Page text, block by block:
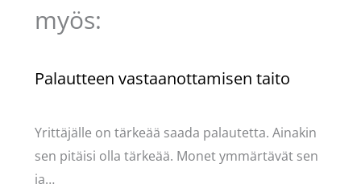
myös:
Palautteen vastaanottamisen taito
Yrittäjälle on tärkeää saada palautetta. Ainakin
sen pitäisi olla tärkeää. Monet ymmärtävät sen
ja…